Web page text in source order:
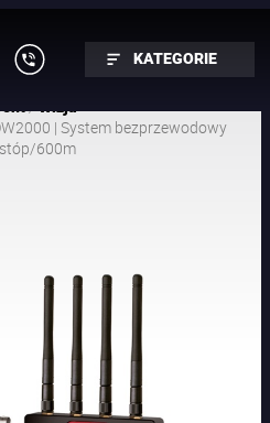
KATEGORIE
/
| System bezprzewodowy
600m